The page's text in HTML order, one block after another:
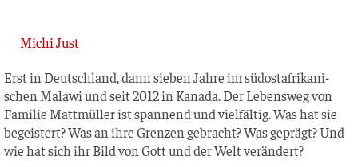
Michi Just
Erst in Deutsch­land, dann sie­ben Jah­re im süd­ost­afri­ka­ni­
schen Mala­wi und seit 2012 in Kana­da. Der Lebens­weg von
Fami­lie Matt­mül­ler ist span­nend und viel­fäl­tig. Was hat sie
begeis­tert? Was an ihre Gren­zen gebracht? Was geprägt? Und
wie hat sich ihr Bild von Gott und der Welt verändert?